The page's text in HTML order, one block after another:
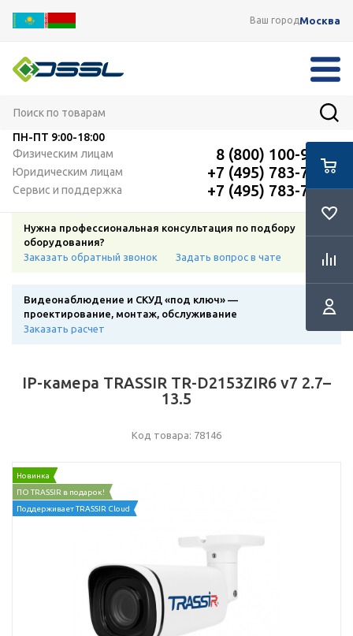
Ваш городМосква
ПН-ПТ 9:00-18:00
Физическим лицам
8 (800) 100-91-12
Юридическим лицам +7 (495) 783-72-87
Сервис и поддержка +7 (495) 783-72-87
Нужна профессиональная консультация по подбору
оборудования?
Заказать обратный звонок
Задать вопрос в чате
Видеонаблюдение и СКУД «под ключ» —
проектирование, монтаж, обслуживание
Заказать расчет
IP-камера TRASSIR TR-D2153ZIR6 v7 2.7–
13.5
Код товара: 78146
Новинка
ПО TRASSIR в подарок!
Поддерживает TRASSIR Cloud